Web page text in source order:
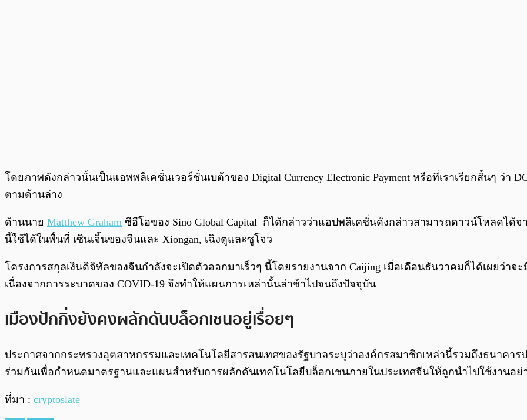
โดยภาพดังกล่าวนั้นเป็นแอพพลิเคชั่นเวอร์ชั่นเบต้าของ Digital Currency Electronic Payment หรือที่เราเรียกสั้นๆ ว่า
ตามด้านล่าง
ด้านนาย Matthew Graham ซีอีโอของ Sino Global Capital ก็ได้กล่าวว่าแอปพลิเคชั่นดังกล่าวสามารถดาวน์โหลดได้
นี้ใช้ได้ในพื้นที่ เซินเจิ้นของจีนและ Xiongan, เฉิงตูและซูโจว
โครงการสกุลเงินดิจิทัลของจีนกำลังจะเปิดตัวออกมาเร็วๆ นี้โดยรายงานจาก Caijing เมื่อเดือนธันวาคมก็ได้เผยว่าจ
เนื่องจากการระบาดของ COVID-19 จึงทำให้แผนการเหล่านั้นล่าช้าไปจนถึงปัจจุบัน
เมืองปักกิ่งยังคงผลักดันบล็อกเชนอยู่เรื่อยๆ
ประกาศจากกระทรวงอุตสาหกรรมและเทคโนโลยีสารสนเทศของรัฐบาลระบุว่าองค์กรสมาชิกเหล่านี้รวมถึงธนาคาร
ร่วมกันเพื่อกำหนดมาตรฐานและแผนสำหรับการผลักดันเทคโนโลยีบล็อกเชนภายในประเทศจีนให้ถูกนำไปใช้งานอย่
ที่มา : cryptoslate